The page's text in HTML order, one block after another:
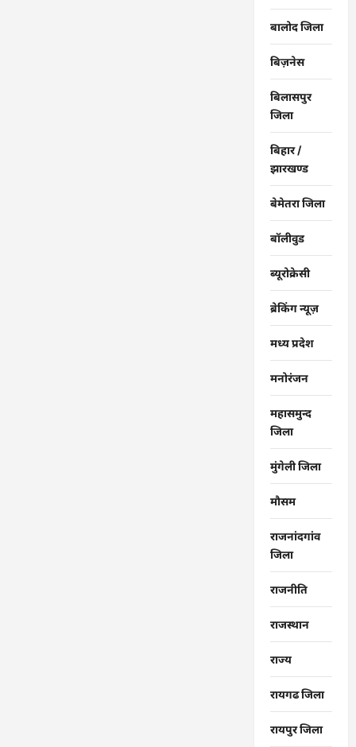
बालोद जिला
बिज़नेस
बिलासपुर
जिला
बिहार /
झारखण्ड
बेमेतरा जिला
बॉलीवुड
ब्यूरोक्रेसी
ब्रेकिंग न्यूज़
मध्य प्रदेश
मनोरंजन
महासमुन्द
जिला
मुंगेली जिला
मौसम
राजनांदगांव
जिला
राजनीति
राजस्थान
राज्‍य
रायगढ जिला
रायपुर जिला